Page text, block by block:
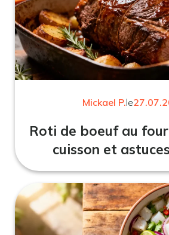
Mickael P.le
Roti de boeuf au
cuisson et